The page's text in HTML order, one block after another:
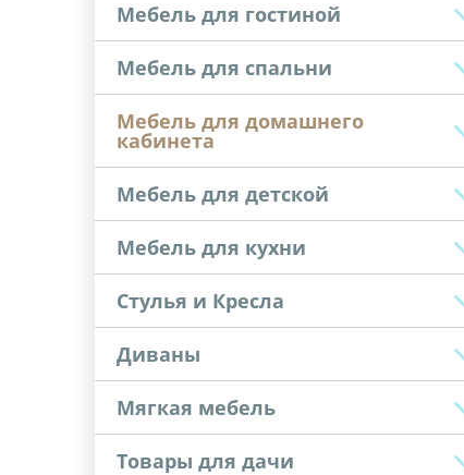
Мебель для гостиной
Мебель для спальни
Мебель для домашнего
кабинета
Мебель для детской
Мебель для кухни
Стулья и Кресла
Диваны
Мягкая мебель
Товары для дачи